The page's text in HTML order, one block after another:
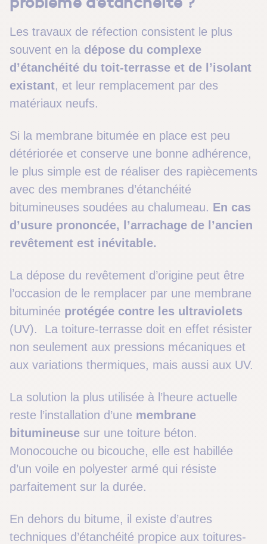
Les travaux de réfection consistent le plus
souvent en la dépose du complexe
d’étanchéité du toit-terrasse et de l’isolant
existant, et leur remplacement par des
matériaux neufs.
Si la membrane bitumée en place est peu
détériorée et conserve une bonne adhérence,
le plus simple est de réaliser des rapiècements
avec des membranes d’étanchéité
bitumineuses soudées au chalumeau. En cas
d’usure prononcée, l’arrachage de l’ancien
revêtement est inévitable.
La dépose du revêtement d’origine peut être
l’occasion de le remplacer par une membrane
bituminée protégée contre les ultraviolets
(UV). La toiture-terrasse doit en effet résister
non seulement aux pressions mécaniques et
aux variations thermiques, mais aussi aux UV.
La solution la plus utilisée à l’heure actuelle
reste l’installation d’une membrane
bitumineuse sur une toiture béton.
Monocouche ou bicouche, elle est habillée
d’un voile en polyester armé qui résiste
parfaitement sur la durée.
En dehors du bitume, il existe d’autres
techniques d’étanchéité propice aux toitures-